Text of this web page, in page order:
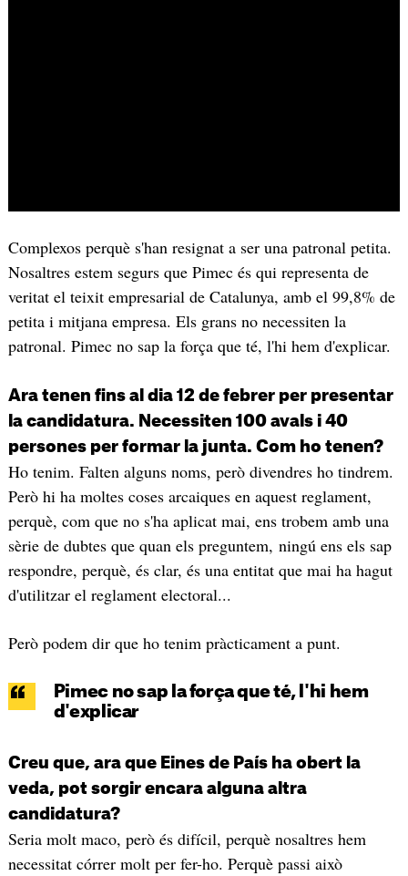
Complexos perquè s'han resignat a ser una patronal petita.
Nosaltres estem segurs que Pimec és qui representa de
veritat el teixit empresarial de Catalunya, amb el 99,8% de
petita i mitjana empresa. Els grans no necessiten la
patronal. Pimec no sap la força que té, l'hi hem d'explicar.
Ara tenen fins al dia 12 de febrer per presentar
la candidatura. Necessiten 100 avals i 40
persones per formar la junta. Com ho tenen?
Ho tenim. Falten alguns noms, però divendres ho tindrem.
Però hi ha moltes coses arcaiques en aquest reglament,
perquè, com que no s'ha aplicat mai, ens trobem amb una
sèrie de dubtes que quan els preguntem, ningú ens els sap
respondre, perquè, és clar, és una entitat que mai ha hagut
d'utilitzar el reglament electoral...
Però podem dir que ho tenim pràcticament a punt.
Pimec no sap la força que té, l'hi hem
d'explicar
Creu que, ara que Eines de País ha obert la
veda, pot sorgir encara alguna altra
candidatura?
Seria molt maco, però és difícil, perquè nosaltres hem
necessitat córrer molt per fer-ho. Perquè passi això